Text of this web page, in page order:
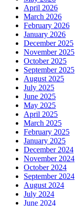
April 2026
March 2026
February 2026
January 2026
December 2025
November 2025
October 2025
September 2025
August 2025
July 2025
June 2025
May 2025
April 2025
March 2025
February 2025
January 2025
December 2024
November 2024
October 2024
September 2024
August 2024
July 2024
June 2024